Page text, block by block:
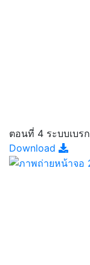
ตอนที่ 4 ระบบเบร
Download